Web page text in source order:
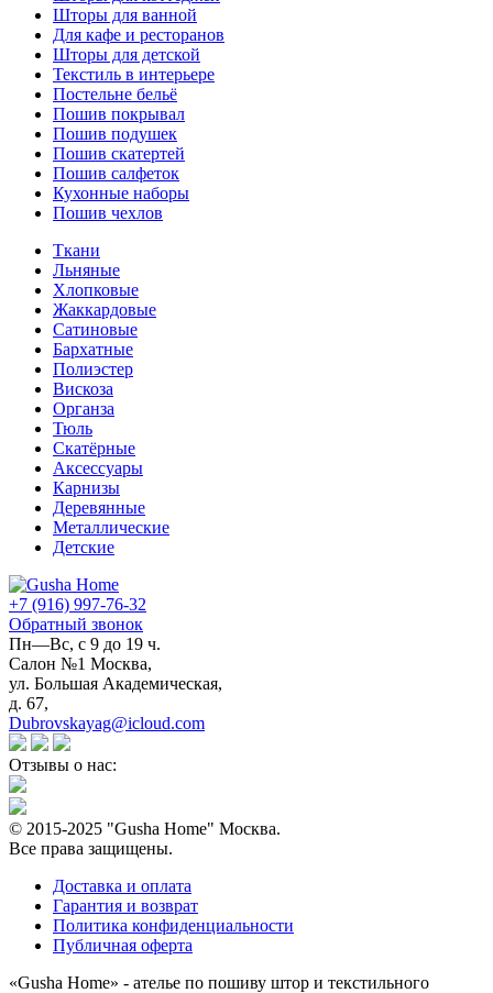
Шторы для ванной
Для кафе и ресторанов
Шторы для детской
Текстиль в интерьере
Постельне бельё
Пошив покрывал
Пошив подушек
Пошив скатертей
Пошив салфеток
Кухонные наборы
Пошив чехлов
Ткани
Льняные
Хлопковые
Жаккардовые
Сатиновые
Бархатные
Полиэстер
Вискоза
Органза
Тюль
Скатёрные
Аксессуары
Карнизы
Деревянные
Металлические
Детские
+7 (916) 997-76-32
Обратный звонок
Пн—Вс, с 9 до 19 ч.
Салон №1 Москва,
ул. Большая Академическая,
д. 67,
Dubrovskayag@icloud.com
Отзывы о нас:
© 2015-2025 "Gusha Home" Москва.
Все права защищены.
Доставка и оплата
Гарантия и возврат
Политика конфиденциальности
Публичная оферта
«Gusha Home» - ателье по пошиву штор и текстильного